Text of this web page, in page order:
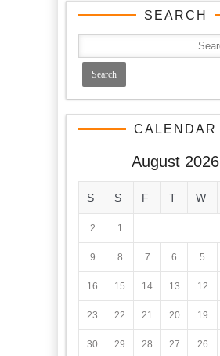
SEARCH
CALENDAR
August 2026
W
T
F
S
S
1
2
5
6
7
8
9
12
13
14
15
16
19
20
21
22
23
26
27
28
29
30